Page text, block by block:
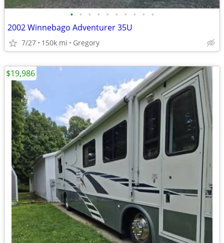
• • • • • • • • • •
2002 Winnebago Adventurer 35U
7/27 150k mi Gregory
$19,986